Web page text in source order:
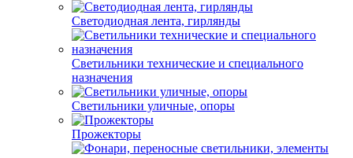
Светодиодная лента, гирлянды
Светильники технические и специального
назначения
Светильники уличные, опоры
Прожекторы